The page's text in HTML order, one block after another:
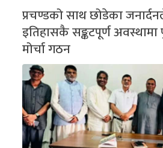
प्रचण्डको साथ छोडेका
इतिहासकै सङ्कटपूर्ण
मोर्चा गठन